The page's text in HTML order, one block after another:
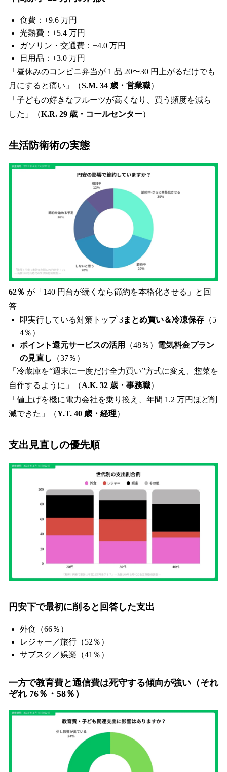
食費：+9.6 万円
光熱費：+5.4 万円
ガソリン・交通費：+4.0 万円
日用品：+3.0 万円
「昼休みのコンビニ弁当が 1 品 20〜30 円上がるだけでも
月にすると痛い」（S.M. 34 歳・営業職）
「子どもの好きなフルーツが高くなり、買う頻度を減ら
した」（K.R. 29 歳・コールセンター）
生活防衛術の実態
62％ が「140 円台が続くなら節約を本格化させる」と回
答
即実行している対策トップ 3まとめ買い＆冷凍保存 （5
4％）
ポイント還元サービスの活用
（48％） 電気料金プラン
の見直し
（37％）
「冷蔵庫を“週末に一度だけ全力買い”方式に変え、惣菜を
自作するように」（A.K. 32 歳・事務職）
「値上げを機に電力会社を乗り換え、年間 1.2 万円ほど削
減できた」（Y.T. 40 歳・経理）
支出見直しの優先順
円安下で最初に削ると回答した支出
外食（66％）
レジャー／旅行（52％）
サブスク／娯楽（41％）
一方で教育費と通信費は死守する傾向が強い（それ
ぞれ 76％・58％）